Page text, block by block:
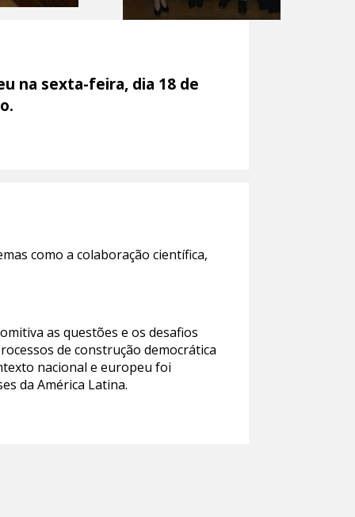
na sexta-feira, dia 18 de
como a colaboração científica,
as questões e os desafios
de construção democrática
nacional e europeu foi
da América Latina.